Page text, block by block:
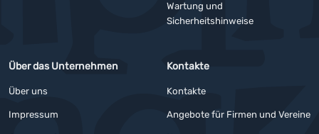
Wartung und
Sicherheitshinweise
Über das Unternehmen
Über uns
Impressum
Kontakte
Kontakte
Angebote für Firmen und Vereine